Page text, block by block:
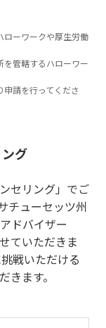
ローワークや厚生労働
を管轄するハローワー
請を行ってくださ
グ
セリング」でご
チューセッツ州
ドバイザー
ていただきま
戦いただける
きます。